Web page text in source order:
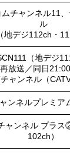
ムチャンネル11
ル
（地デジ112ch・
（地デジ
再放送／同日21:00
ャンネル（
ンネルプレミア
ャンネル プラス
102ch）